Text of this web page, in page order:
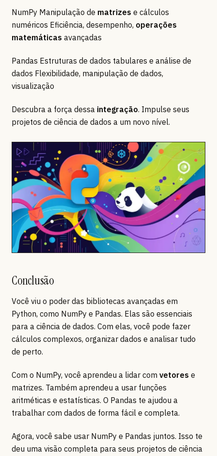
NumPy Manipulação de matrizes e cálculos
numéricos Eficiência, desempenho, operações
matemáticas avançadas
Pandas Estruturas de dados tabulares e análise de
dados Flexibilidade, manipulação de dados,
visualização
Descubra a força dessa integração. Impulse seus
projetos de ciência de dados a um novo nível.
Conclusão
Você viu o poder das bibliotecas avançadas em
Python, como NumPy e Pandas. Elas são essenciais
para a ciência de dados. Com elas, você pode fazer
cálculos complexos, organizar dados e analisar tudo
de perto.
Com o NumPy, você aprendeu a lidar com vetores e
matrizes. Também aprendeu a usar funções
aritméticas e estatísticas. O Pandas te ajudou a
trabalhar com dados de forma fácil e completa.
Agora, você sabe usar NumPy e Pandas juntos. Isso te
deu uma visão completa para seus projetos de ciência